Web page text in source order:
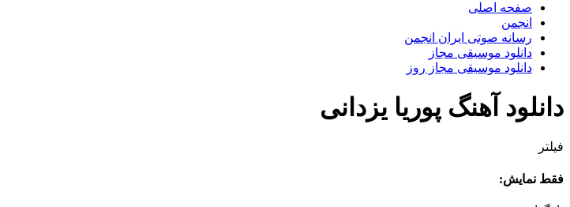
صفحه اصلی
انجمن
رسانه صوتی ایران انجمن
دانلود موسیقی مجاز
دانلود موسیقی مجاز روز
دانلود آهنگ پوریا یزدانی
فیلتر
فقط نمایش: